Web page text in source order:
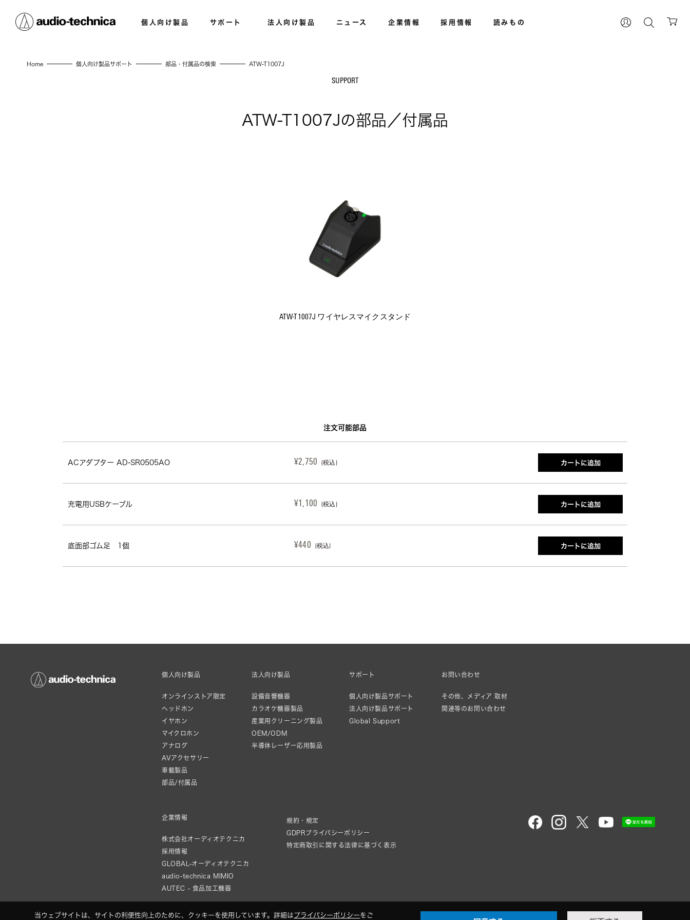
個人向け製品 サポート 法人向け製品 ニュース 企業情報 採用情報 読みもの
Home 個人向け製品サポート 部品・付属品の検索 ATW-T1007J
SUPPORT
ATW-T1007Jの部品／付属品
ATW-T1007J ワイヤレスマイクスタンド
注文可能部品
ACアダプター AD-SR0505AO ¥2,750 (税込) カートに追加
充電用USBケーブル ¥1,100 (税込) カートに追加
底面部ゴム足　1個 ¥440 (税込) カートに追加
個人向け製品
オンラインストア限定
ヘッドホン
イヤホン
マイクロホン
アナログ
AVアクセサリー
車載製品
部品/付属品
法人向け製品
設備音響機器
カラオケ機器製品
産業用クリーニング製品
OEM/ODM
半導体レーザー応用製品
サポート
個人向け製品サポート
法人向け製品サポート
Global Support
お問い合わせ
その他、メディア 取材
関連等のお問い合わせ
企業情報
株式会社オーディオテクニカ
採用情報
GLOBAL-オーディオテクニカ
audio-technica MIMIO
AUTEC - 食品加工機器
規約・規定
GDPRプライバシーポリシー
特定商取引に関する法律に基づく表示
当ウェブサイトは、サイトの利便性向上のために、クッキーを使用しています。詳細はプライバシーポリシーをご